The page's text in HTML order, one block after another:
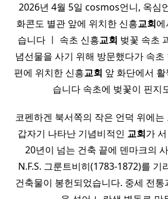
2026년 4월 5일 cosmos언니, 옥심
화콘도 별관 앞에 위치한 신흥교회
습니다 ㅣ 속초 신흥교회 벚꽃 속초
념선물을 사기 위해 방문했다가 속초
편에 위치한 신흥교회 앞 화단에서
습니다 속초에 벚꽃이 핀지
코펜하겐 북서쪽의 작은 언덕 위에는
갑자기 나타난 기념비적인 교회가
20년이 넘는 건축 끝에 덴마크의
N.F.S. 그룬트비히(1783-1872)를 기
건축물이 봉헌되었습니다. 중세 전